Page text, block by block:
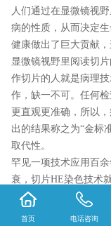
人们通过在显微镜视
病的性质，从而决定
健康做出了巨大贡献
显微镜视野里阅读切
作切片的人就是病理
作，缺一不可。任何
更直观更准确，所以
出的结果称之为“金标
取代性。
罕见一项技术应用百
衰，切片HE染色技术
料至今未变；操作方
观察手段始终如一。
首页 电话咨询